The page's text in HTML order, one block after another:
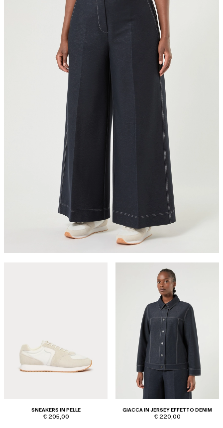
SNEAKERS IN PELLE
€ 205,00
GIACCA IN JERSEY EFFETTO DENIM
€ 220,00